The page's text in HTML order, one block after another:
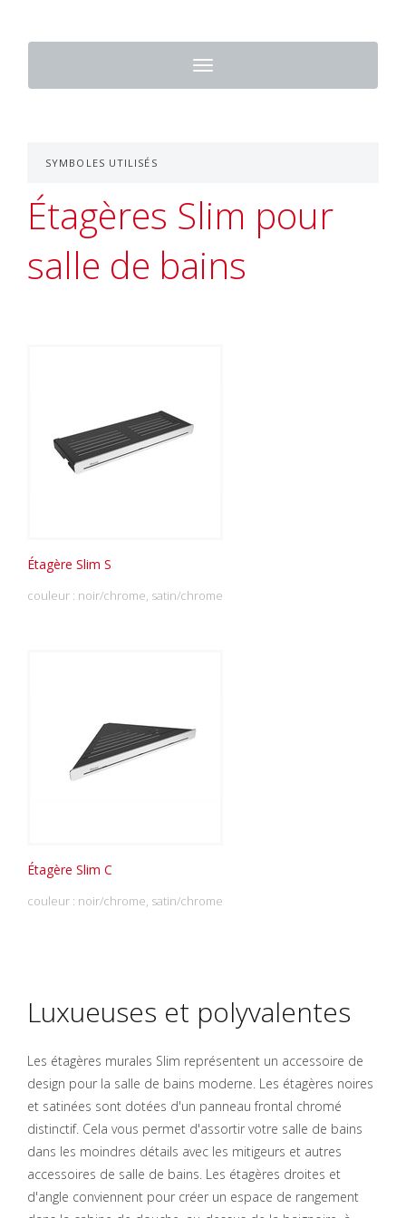
Toggle
navigation
SYMBOLES UTILISÉS
Étagères Slim pour
salle de bains
Étagère Slim S
couleur : noir/chrome, satin/chrome
Étagère Slim C
couleur : noir/chrome, satin/chrome
Luxueuses et polyvalentes
Les étagères murales Slim représentent un accessoire de
design pour la salle de bains moderne. Les étagères noires
et satinées sont dotées d'un panneau frontal chromé
distinctif. Cela vous permet d'assortir votre salle de bains
dans les moindres détails avec les mitigeurs et autres
accessoires de salle de bains. Les étagères droites et
d'angle conviennent pour créer un espace de rangement